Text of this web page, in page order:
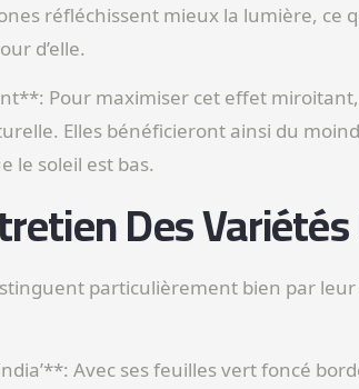
réfléchissent mieux la lumière, ce
d’elle.
Pour maximiser cet effet
Elles bénéficieront ainsi du
le soleil est bas.
Des
particulièrement bien par
Avec ses feuilles vert foncé